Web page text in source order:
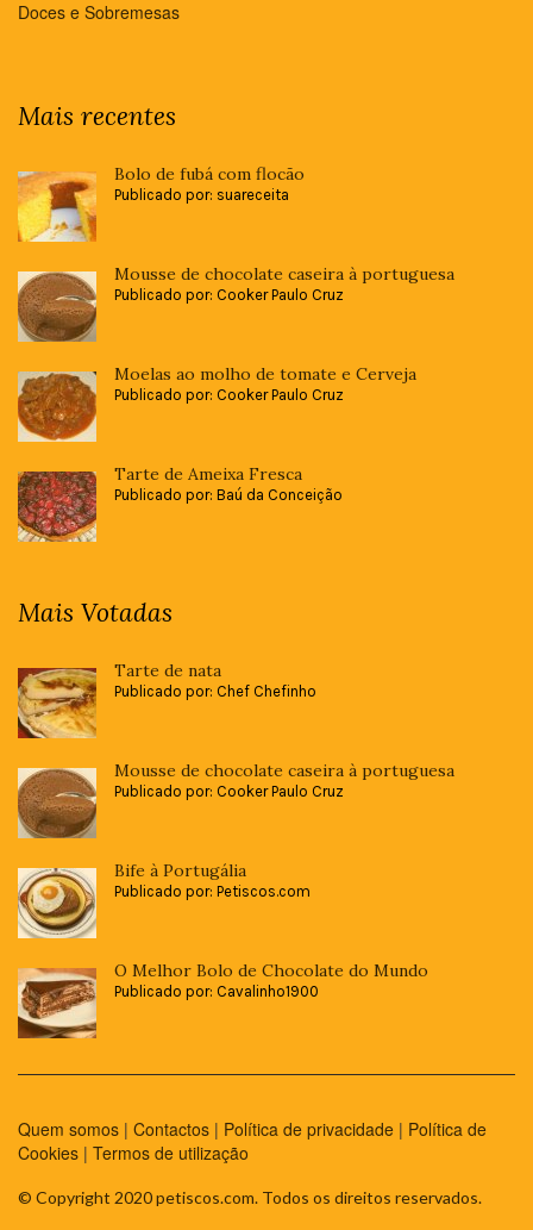
Doces e Sobremesas
Mais recentes
Bolo de fubá com flocão
Publicado por: suareceita
Mousse de chocolate caseira à portuguesa
Publicado por: Cooker Paulo Cruz
Moelas ao molho de tomate e Cerveja
Publicado por: Cooker Paulo Cruz
Tarte de Ameixa Fresca
Publicado por: Baú da Conceição
Mais Votadas
Tarte de nata
Publicado por: Chef Chefinho
Mousse de chocolate caseira à portuguesa
Publicado por: Cooker Paulo Cruz
Bife à Portugália
Publicado por: Petiscos.com
O Melhor Bolo de Chocolate do Mundo
Publicado por: Cavalinho1900
Quem somos | Contactos | Política de privacidade | Política de
Cookies | Termos de utilização
© Copyright 2020 petiscos.com. Todos os direitos reservados.